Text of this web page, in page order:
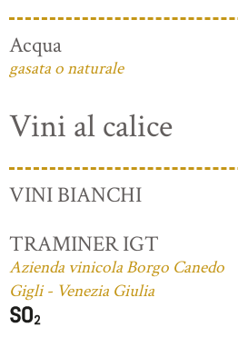
Acqua
gasata o naturale
Vini al calice
VINI BIANCHI
TRAMINER IGT
Azienda vinicola Borgo Canedo
Gigli - Venezia Giulia